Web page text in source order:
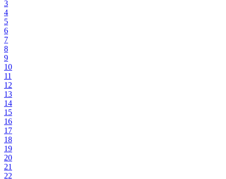
3
4
5
6
7
8
9
10
11
12
13
14
15
16
17
18
19
20
21
22